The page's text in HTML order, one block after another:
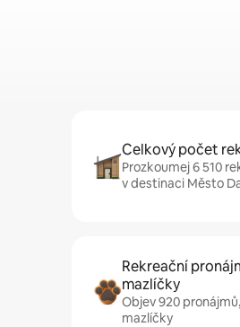
Celkový počet
Prozkoumej 6 510
v destinaci Město
Rekreační
mazlíčky
Objev 920
mazlíčky